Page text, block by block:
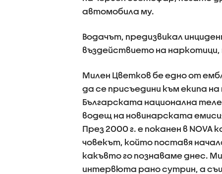
автомобила му.
Водачът, предизвикал
въздействието на наркотици,
Милен Цветков бе едно от
да се присъедини към екипа
Българската национална
водещ на новинарската
През 2000 г. е поканен в NOVA
човекът, който поставя
какъвто го познаваме днес.
интервюта рано сутрин, а